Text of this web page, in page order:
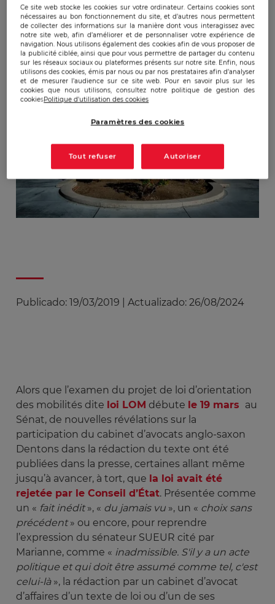
Influence Normative et Culturelle
Publicado: 19/03/2019 Actualizado: 26/08/2024
Alors que l’examen du projet de loi d’orientation
des mobilités dite loi LOM débute le 19 mars au
Sénat, de nouvelles révélations sur la
participation du cabinet d’avocats anglo-saxon
Dentons dans la rédaction du texte ont été
publiées dans la presse, certaines allant même
jusqu’à avancer, à tort, que la loi avait été
rejetée par le Conseil d’État. Présentée comme
un « fait inédit», « du jamais vu », un « choix sans
précédent» ou encore, pour reprendre
l’expression du sénateur SUEUR cité par
Marianne, comme « inadmissible. S'il y a un acte
politique et qui doit être assumé comme tel, c'est
celui-là», la rédaction par un cabinet d’avocat
d’affaires d’un texte de loi ou d’un de ses
Ce site web stocke les cookies sur votre ordinateur. Certains cookies sont
nécessaires au bon fonctionnement du site, et d’autres nous permettent
de collecter des informations sur la manière dont vous interagissez avec
notre site web, afin d’améliorer et de personnaliser votre expérience de
navigation. Nous utilisons également des cookies afin de vous proposer de
la publicité ciblée, ainsi que pour vous permettre de partager du contenu
sur les réseaux sociaux ou plateformes présents sur notre site. Enfin, nous
utilisons des cookies, émis par nous ou par nos prestataires afin d’analyser
et de mesurer l’audience sur ce site web. Pour en savoir plus sur les
cookies que nous utilisons, consultez notre politique de gestion des
cookiesPolitique d'utilisation des cookies
Paramètres des cookies
Tout refuser Autoriser